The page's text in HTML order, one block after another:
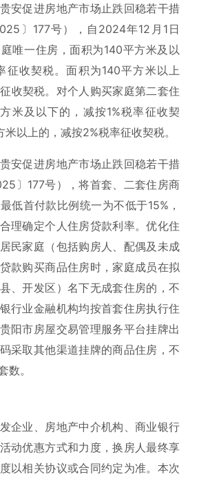
贵安促进房地产市场止跌回稳若干措
〕177号），自2024年12月1日
唯一住房，面积为140平方米及以
征收契税。面积为140平方米以上
收契税。对个人购买家庭第二套住
米及以下的，减按1%税率征收契
以上的，减按2%税率征收契税。
贵安促进房地产市场止跌回稳若干措
〕177号），将首套、二套住房商
低首付款比例统一为不低于15%，
理确定个人住房贷款利率。优化住
民家庭（包括购房人、配偶及未成
款购买商品住房时，家庭成员在拟
、开发区）名下无成套住房的，不
行业金融机构均按首套住房执行住
阳市房屋交易管理服务平台挂牌出
采取其他渠道挂牌的商品住房，不
数。
发企业、房地产中介机构、商业银行
动优惠方式和力度，换房人最终享
以相关协议或合同约定为准。本次